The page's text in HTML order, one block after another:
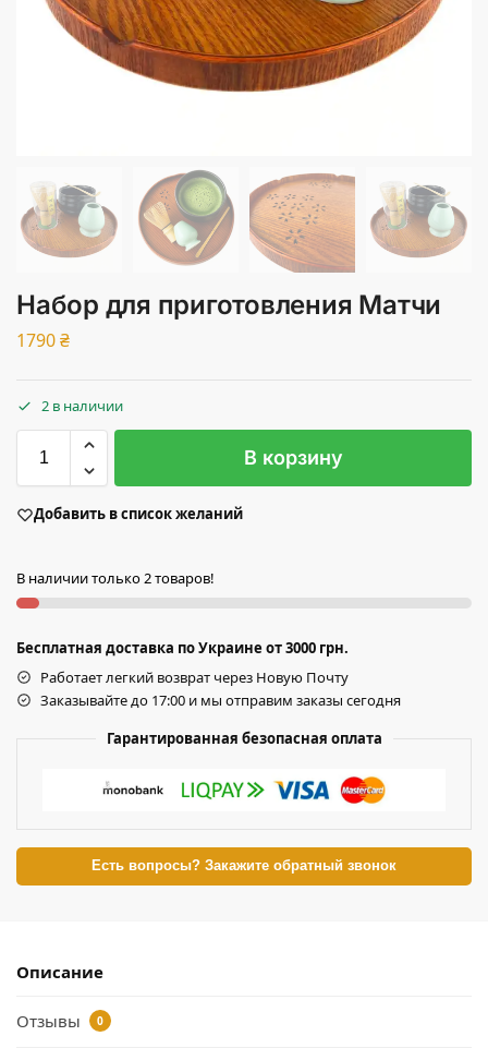
Набор для приготовления Матчи
1790₴
2 в наличии
В корзину
Добавить в список желаний
В наличии только 2 товаров!
Бесплатная доставка по Украине от 3000 грн.
Работает легкий возврат через Новую Почту
Заказывайте до 17:00 и мы отправим заказы сегодня
Гарантированная безопасная оплата
Есть вопросы? Закажите обратный звонок
Описание
Отзывы 0